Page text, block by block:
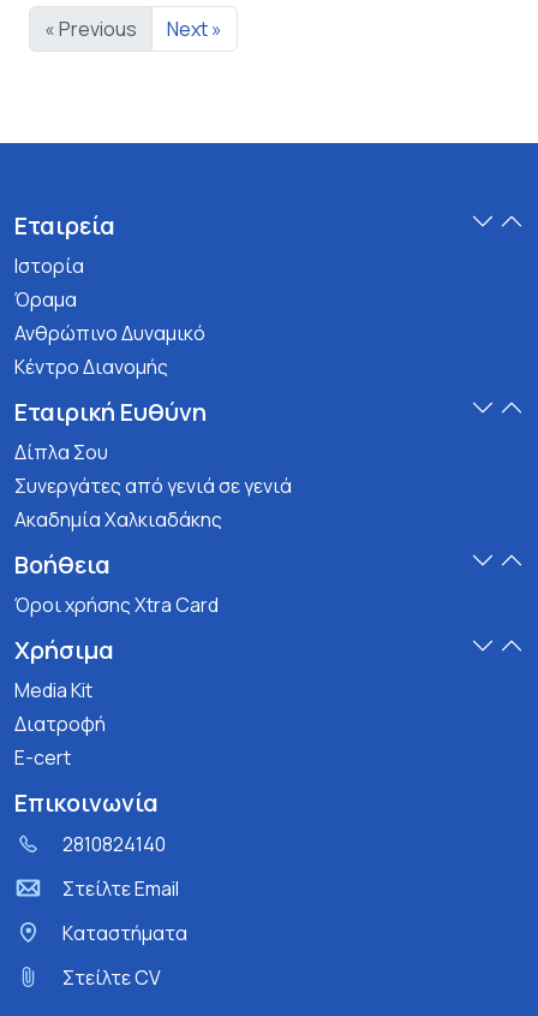
« Previous Next »
Εταιρεία
Ιστορία
Όραμα
Ανθρώπινο Δυναμικό
Κέντρο Διανομής
Εταιρική Ευθύνη
Δίπλα Σου
Συνεργάτες από γενιά σε γενιά
Ακαδημία Χαλκιαδάκης
Βοήθεια
Όροι χρήσης Xtra Card
Χρήσιμα
Media Kit
Διατροφή
E-cert
Επικοινωνία
2810824140
Στείλτε Email
Kαταστήματα
Στείλτε CV